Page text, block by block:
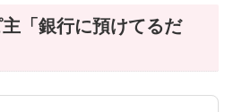
「銀行に預けてるだ